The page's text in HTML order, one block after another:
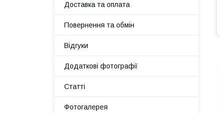
Доставка та оплата
Повернення та обмін
Відгуки
Додаткові фотографії
Статті
Фотогалерея